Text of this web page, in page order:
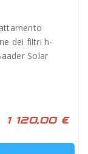
dei filtri h-
Solar
1 120,00 €